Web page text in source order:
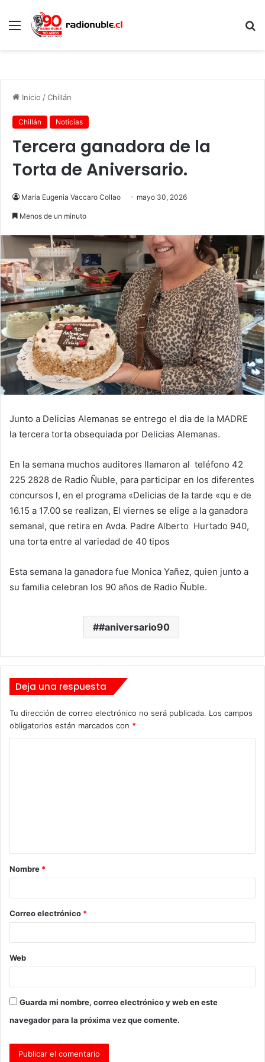
Menú
Inicio /Chillán
Chillán Noticias
Tercera ganadora de la
Torta de Aniversario.
María Eugenia Vaccaro Collao mayo 30, 2026
Menos de un minuto
Junto a Delicias Alemanas se entrego el dia de la MADRE
la tercera torta obsequiada por Delicias Alemanas.
En la semana muchos auditores llamaron al teléfono 42
225 2828 de Radio Ñuble, para participar en los diferentes
concursos l, en el programa «Delicias de la tarde «qu e de
16.15 a 17.00 se realizan, El viernes se elige a la ganadora
semanal, que retira en Avda. Padre Alberto Hurtado 940,
una torta entre al variedad de 40 tipos
Esta semana la ganadora fue Monica Yañez, quien junto a
su familia celebran los 90 años de Radio Ñuble.
#aniversario90
Deja una respuesta
Tu dirección de correo electrónico no será publicada. Los campos
obligatorios están marcados con *
a
r
*
Nombre *
Correo electrónico *
Web
Guarda mi nombre, correo electrónico y web en este
navegador para la próxima vez que comente.